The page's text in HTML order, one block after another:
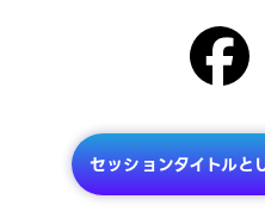
セッションタイトルと